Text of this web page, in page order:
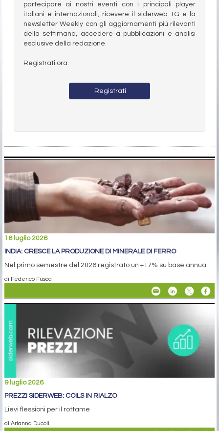
partecipare ai nostri eventi con i principali player
italiani e internazionali, ricevere il siderweb TG e la
newsletter Weekly con gli aggiornamenti più rilevanti
della settimana, accedere a pubblicazioni e analisi
esclusive della redazione.
Registrati ora.
Registrati
16 luglio 2026
INDIA: CRESCE LA PRODUZIONE DI MINERALE DI FERRO
Nel primo semestre del 2026 registrato un +17% su base annua
di Federico Fusca
9 luglio 2026
PREZZI SIDERWEB: COILS IN RIALZO
Lievi flessioni per il rottame
di Arianna Ducoli